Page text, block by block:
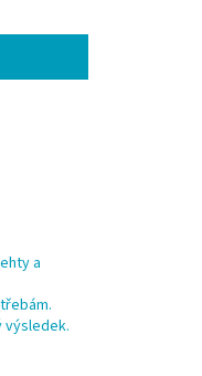
a
výsledek.